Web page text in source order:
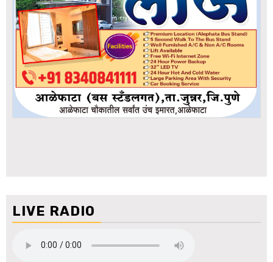
LIVE RADIO